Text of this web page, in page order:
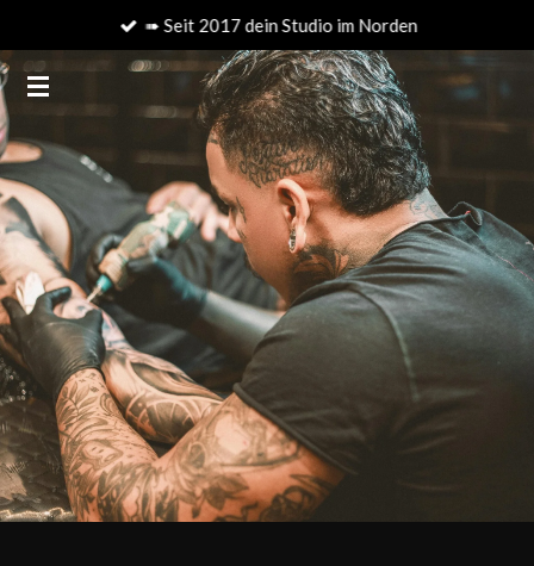
Hauptinhalt
springen
➠ Seit 2017 dein Studio im Norden